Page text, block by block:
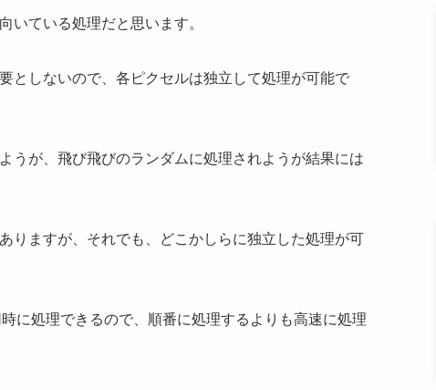
いている処理だと思います。
としないので、各ピクセルは独立して処理が可能で
うが、飛び飛びのランダムに処理されようが結果には
りますが、それでも、どこかしらに独立した処理が可
に処理できるので、順番に処理するよりも高速に処理